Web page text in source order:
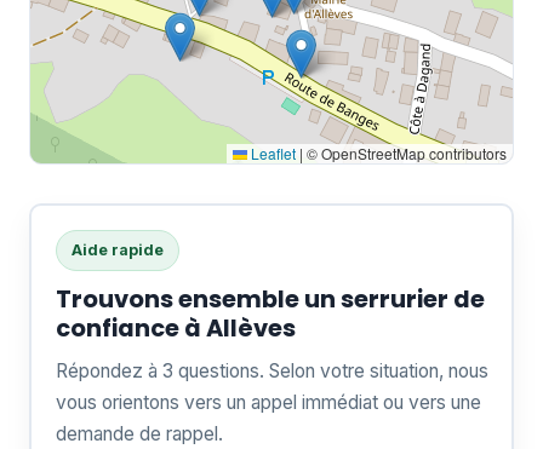
Leaflet | © OpenStreetMap contributors
Aide rapide
Trouvons ensemble un serrurier de
confiance à Allèves
Répondez à 3 questions. Selon votre situation, nous
vous orientons vers un appel immédiat ou vers une
demande de rappel.